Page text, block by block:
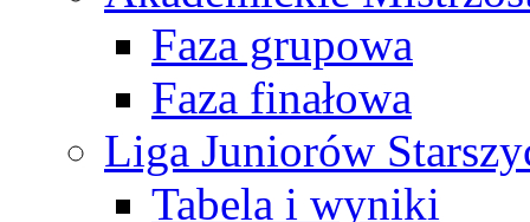
Faza grupowa
Faza finałowa
Liga Juniorów
Tabela i wyniki